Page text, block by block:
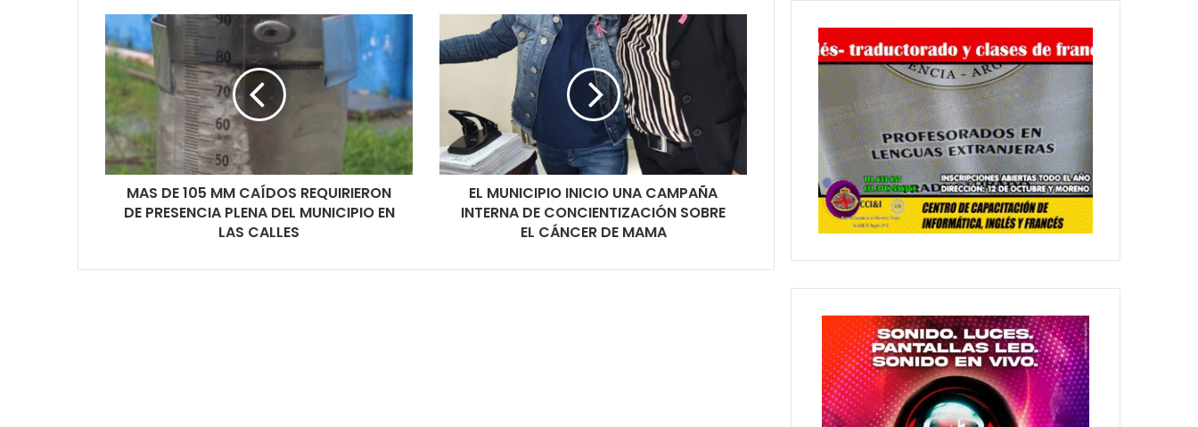
MAS DE 105 MM CAÍDOS REQUIRIERON
DE PRESENCIA PLENA DEL MUNICIPIO EN
LAS CALLES
EL MUNICIPIO INICIO UNA CAMPAÑA
INTERNA DE CONCIENTIZACIÓN SOBRE
EL CÁNCER DE MAMA